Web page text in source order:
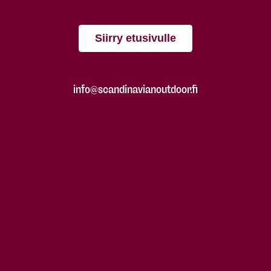
Siirry etusivulle
info@scandinavianoutdoor.fi